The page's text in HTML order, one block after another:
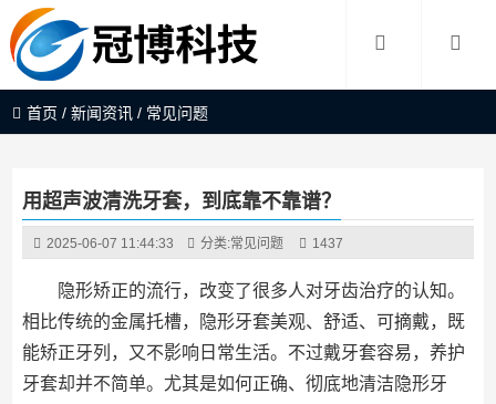
首页 /新闻资讯 / 常见问题
用超声波清洗牙套，到底靠不靠谱？
2025-06-07 11:44:33 分类:常见问题 1437
隐形矫正的流行，改变了很多人对牙齿治疗的认知。
相比传统的金属托槽，隐形牙套美观、舒适、可摘戴，既
能矫正牙列，又不影响日常生活。不过戴牙套容易，养护
牙套却并不简单。尤其是如何正确、彻底地清洁隐形牙